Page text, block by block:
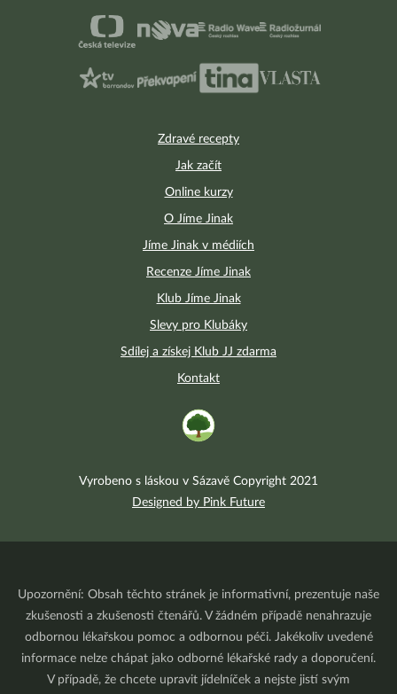
Zdravé recepty
Jak začít
Online kurzy
O Jíme Jinak
Jíme Jinak v médiích
Recenze Jíme Jinak
Klub Jíme Jinak
Slevy pro Klubáky
Sdílej a získej Klub JJ zdarma
Kontakt
Vyrobeno s láskou v Sázavě Copyright 2021
Designed by Pink Future
Upozornění: Obsah těchto stránek je informativní, prezentuje naše
zkušenosti a zkušenosti čtenářů. V žádném případě nenahrazuje
odbornou lékařskou pomoc a odbornou péči. Jakékoliv uvedené
informace nelze chápat jako odborné lékařské rady a doporučení.
V případě, že chcete upravit jídelníček a nejste jistí svým